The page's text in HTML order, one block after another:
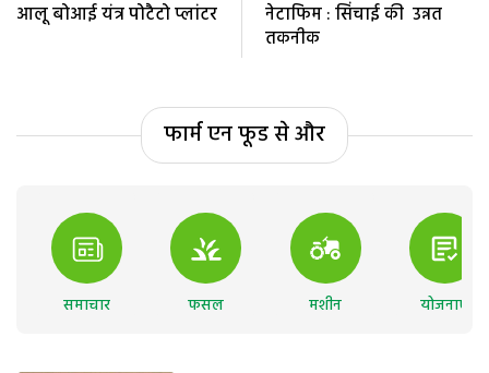
आलू बोआई यंत्र पोटैटो प्लांटर
नेटाफिम : सिंचाई की उन्नत
तकनीक
फार्म एन फूड से और
समाचार फसल मशीन योजनाएं